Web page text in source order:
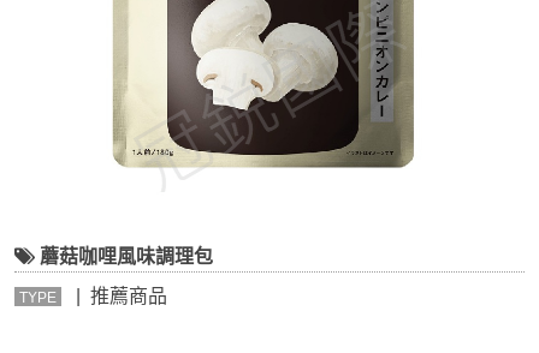
蘑菇咖哩風味調理包
TYPE | 推薦商品